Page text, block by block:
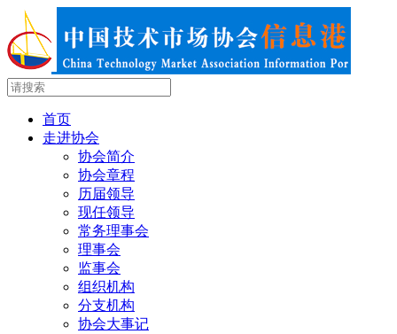
首页
走进协会
协会简介
协会章程
历届领导
现任领导
常务理事会
理事会
监事会
组织机构
分支机构
协会大事记